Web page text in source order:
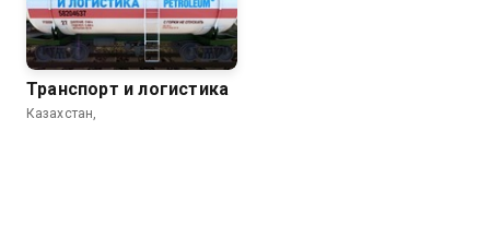
Транспорт и логистика
Казахстан,